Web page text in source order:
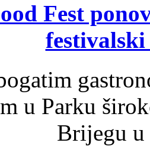
Fest
u Parku
Brijegu u